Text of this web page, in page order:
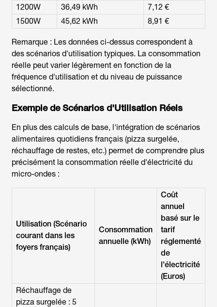
1200W
36,49 kWh
7,12 €
1500W
45,62 kWh 8,91 €
Remarque : Les données ci-dessus correspondent à
des scénarios d'utilisation typiques. La consommation
réelle peut varier légèrement en fonction de la
fréquence d'utilisation et du niveau de puissance
sélectionné.
Exemple de Scénarios d'Utilisation Réels
En plus des calculs de base, l'intégration de scénarios
alimentaires quotidiens français (pizza surgelée,
réchauffage de restes, etc.) permet de comprendre plus
précisément la consommation réelle d'électricité du
micro-ondes :
Utilisation (Scénario
courant dans les
foyers français)
Consommation
annuelle (kWh)
Coût
annuel
basé sur le
tarif
réglementé
de
l'électricité
(Euros)
Réchauffage de
pizza surgelée : 5